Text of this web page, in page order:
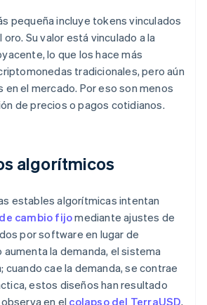
pequeña incluye tokens vinculados
Su valor está vinculado a la
lo que los hace más
tradicionales, pero aún
en el mercado. Por eso son menos
de precios o pagos cotidianos.
algorítmicos
estables algorítmicas intentan
cambio fijomediante ajustes de
por software en lugar de
aumenta la demanda, el sistema
cuando cae la demanda, se contrae
estos diseños han resultado
en el colapso del TerraUSD,